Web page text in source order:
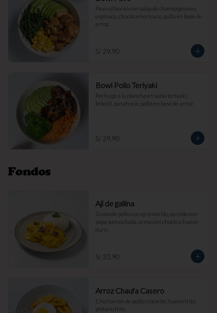
Pavo al horno con salsa de champignones,
espinaca, choclo americano, palta en base de
arroz.
S/ 29.90
Bowl Pollo Teriyaki
Pechuga a la plancha en salsa teriyaki,
brócoli, zanahoria, palta en base de arroz.
S/ 29.90
Fondos
Ají de gallina
Guiso de pollo con ají amarillo, servido con
papa sancochada, arroz con choclo y huevo
duro.
S/ 33.90
Arroz Chaufa Casero
Chicharrón de pollo crocante, huevo frito,
plátano frito.